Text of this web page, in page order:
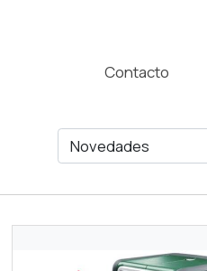
Contacto
Novedades